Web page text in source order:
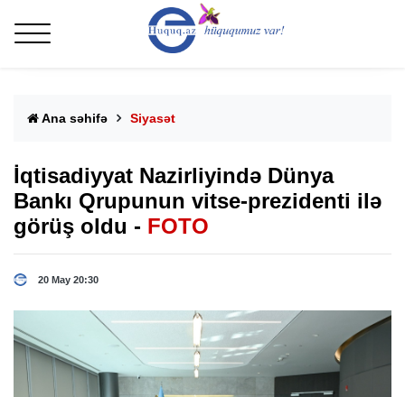
Ana səhifə Siyasət
İqtisadiyyat Nazirliyində Dünya
Bankı Qrupunun vitse-prezidenti ilə
görüş oldu - FOTO
20 May 20:30